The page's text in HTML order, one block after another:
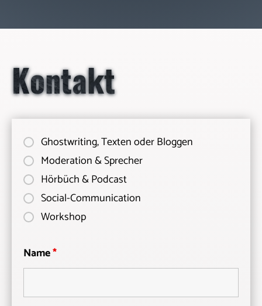
Kontakt
Ghostwriting, Texten oder Bloggen
Moderation & Sprecher
Hörbüch & Podcast
Social-Communication
Workshop
Name*